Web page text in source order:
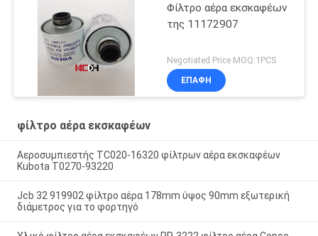
Φίλτρο αέρα εκσκαφέων
της 11172907
Negotiated Price MOQ:1PCS
ΕΠΑΦΉ
φίλτρο αέρα εκσκαφέων
Αεροσυμπιεστής TC020-16320 φίλτρων αέρα εκσκαφέων
Kubota T0270-93220
Jcb 32 919902 φίλτρο αέρα 178mm ύψος 90mm εξωτερική
διάμετρος για το φορτηγό